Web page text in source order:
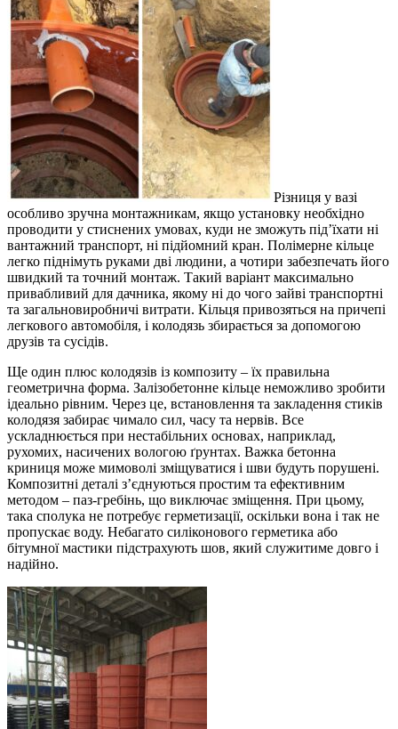
Різниця у вазі
особливо зручна монтажникам, якщо установку необхідно
проводити у стиснених умовах, куди не зможуть під’їхати ні
вантажний транспорт, ні підйомний кран. Полімерне кільце
легко піднімуть руками дві людини, а чотири забезпечать його
швидкий та точний монтаж. Такий варіант максимально
привабливий для дачника, якому ні до чого зайві транспортні
та загальновиробничі витрати. Кільця привозяться на причепі
легкового автомобіля, і колодязь збирається за допомогою
друзів та сусідів.
Ще один плюс колодязів із композиту – їх правильна
геометрична форма. Залізобетонне кільце неможливо зробити
ідеально рівним. Через це, встановлення та закладення стиків
колодязя забирає чимало сил, часу та нервів. Все
ускладнюється при нестабільних основах, наприклад,
рухомих, насичених вологою ґрунтах. Важка бетонна
криниця може мимоволі зміщуватися і шви будуть порушені.
Композитні деталі з’єднуються простим та ефективним
методом – паз-гребінь, що виключає зміщення. При цьому,
така сполука не потребує герметизації, оскільки вона і так не
пропускає воду. Небагато силіконового герметика або
бітумної мастики підстрахують шов, який служитиме довго і
надійно.